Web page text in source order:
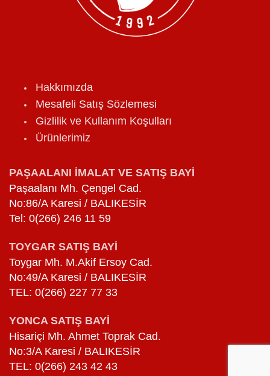
Hakkımızda
Mesafeli Satış Sözlemesi
Gizlilik ve Kullanım Koşulları
Ürünlerimiz
PAŞAALANI İMALAT VE SATIŞ BAYİ
Paşaalanı Mh. Çengel Cad.
No:86/A Karesi / BALIKESİR
Tel: 0(266) 246 11 59
TOYGAR SATIŞ BAYİ
Toygar Mh. M.Akif Ersoy Cad.
No:49/A Karesi / BALIKESİR
TEL: 0(266) 227 77 33
YONCA SATIŞ BAYİ
Hisariçi Mh. Ahmet Toprak Cad.
No:3/A Karesi / BALIKESİR
TEL: 0(266) 243 42 43